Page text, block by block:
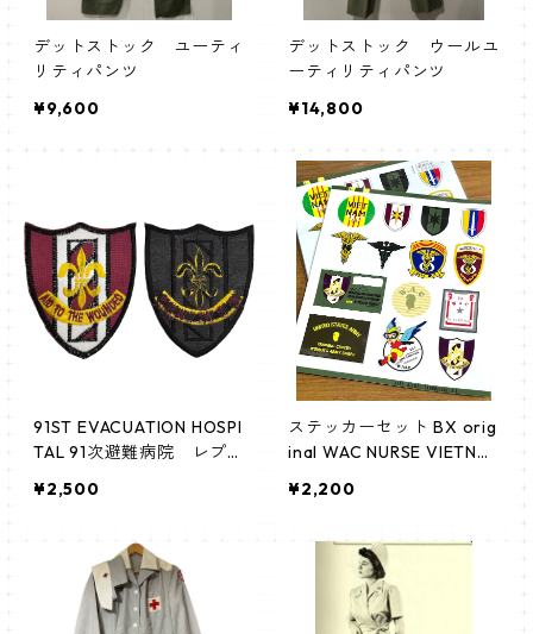
デットストック ユーティ
リティパンツ
¥9,600
デットストック ウールユ
ーティリティパンツ
¥14,800
91ST EVACUATION HOSPI
TAL 91次避難病院 レプリ
¥2,500
ステッカーセット BX orig
inal WAC NURSE VIETNA
¥2,200